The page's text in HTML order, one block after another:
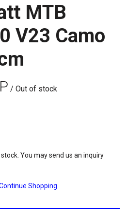
MTB
V23 Camo
/ Out of stock
You may send us an inquiry
Shopping